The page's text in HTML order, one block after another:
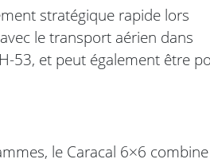
stratégique rapide lors
le transport aérien dans
53, et peut également être
le Caracal 6×6 combine